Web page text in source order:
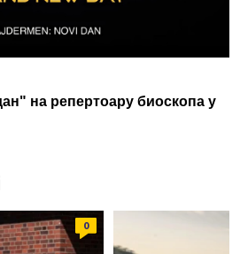
на репертоару биоскопа у
0